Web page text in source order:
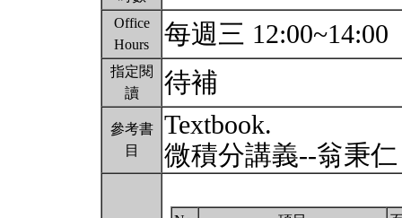
Office
Hours
每週三 12:00~14:00
指定閱
讀
待補
參考書
目
Textbook.
微積分講義--翁秉